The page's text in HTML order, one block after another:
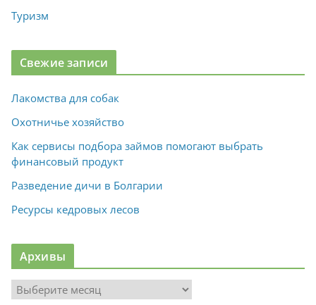
Туризм
Свежие записи
Лакомства для собак
Охотничье хозяйство
Как сервисы подбора займов помогают выбрать
финансовый продукт
Разведение дичи в Болгарии
Ресурсы кедровых лесов
Архивы